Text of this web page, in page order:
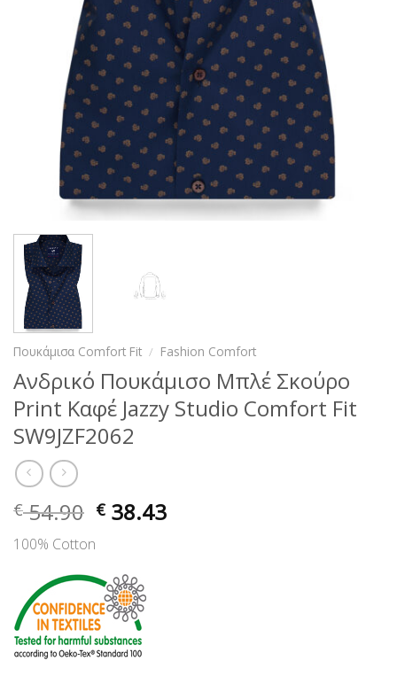
Πουκάμισα Comfort Fit / Fashion Comfort
Ανδρικό Πουκάμισο Μπλέ Σκούρο
Print Καφέ Jazzy Studio Comfort Fit
SW9JZF2062
€54.90 € 38.43
100% Cotton